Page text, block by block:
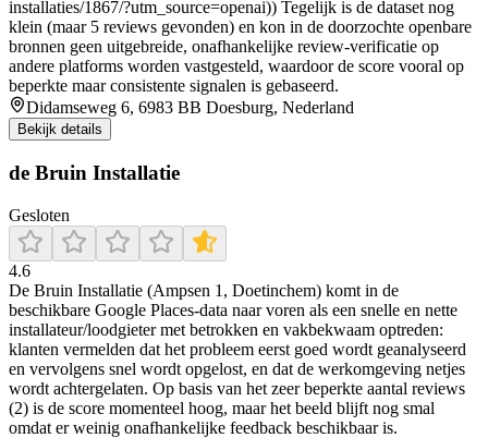
installaties/1867/?utm_source=openai)) Tegelijk is de dataset nog
klein (maar 5 reviews gevonden) en kon in de doorzochte openbare
bronnen geen uitgebreide, onafhankelijke review-verificatie op
andere platforms worden vastgesteld, waardoor de score vooral op
beperkte maar consistente signalen is gebaseerd.
Didamseweg 6, 6983 BB Doesburg, Nederland
Bekijk details
de Bruin Installatie
Gesloten
4.6
De Bruin Installatie (Ampsen 1, Doetinchem) komt in de
beschikbare Google Places-data naar voren als een snelle en nette
installateur/loodgieter met betrokken en vakbekwaam optreden:
klanten vermelden dat het probleem eerst goed wordt geanalyseerd
en vervolgens snel wordt opgelost, en dat de werkomgeving netjes
wordt achtergelaten. Op basis van het zeer beperkte aantal reviews
(2) is de score momenteel hoog, maar het beeld blijft nog smal
omdat er weinig onafhankelijke feedback beschikbaar is.